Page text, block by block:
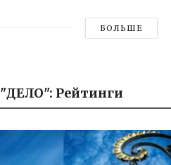
БОЛЬШЕ
"ДЕЛО": Рейтинги